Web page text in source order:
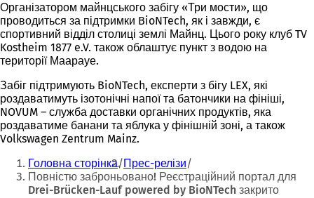
Організатором майнцського забігу «Три мости», що
проводиться за підтримки BioNTech, як і завжди, є
спортивний відділ столиці землі Майнц. Цього року клуб TV
Kostheim 1877 e.V. також облаштує пункт з водою на
території Маарауе.
Забіг підтримують BioNTech, експерти з бігу LEX, які
роздаватимуть ізотонічні напої та батончики на фініші,
NOVUM – служба доставки органічних продуктів, яка
роздаватиме банани та яблука у фінішній зоні, а також
Volkswagen Zentrum Mainz.
Ти
тут:
Головна сторінка Прес-релізи
Повністю заброньовано! Реєстраційний портал для
Drei-Brücken-Lauf powered by BioNTech закрито